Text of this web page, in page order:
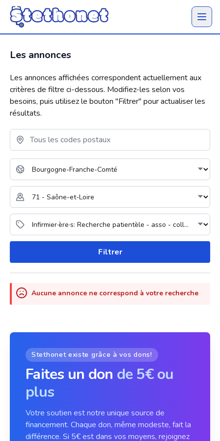
Ouvrir
Les annonces
Les annonces affichées correspondent actuellement aux
critères de filtre ci-dessous. Modifiez-les selon vos
besoins, puis utilisez le bouton "Filtrer" pour actualiser les
résultats.
Filtrer
Aucune annonce ne correspond à votre recherche
Stethonet existe grâce à vos dons!
Faites un don de 5€ ou
plus
Votre soutien est notre unique source de
financement. Chaque don, même modeste, fait la
différence. Si 5€ est dans vos moyens, rejoignez